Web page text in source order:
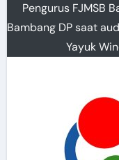
Pengurus FJMSB
Bambang DP saat
Yayuk